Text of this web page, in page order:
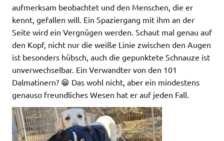
aufmerksam beobachtet und den Menschen, die er
kennt, gefallen will. Ein Spaziergang mit ihm an der
Seite wird ein Vergnügen werden. Schaut mal genau auf
den Kopf, nicht nur die weiße Linie zwischen den Augen
ist besonders hübsch, auch die gepunktete Schnauze ist
unverwechselbar. Ein Verwandter von den 101
Dalmatinern? 😁 Das wohl nicht, aber ein mindestens
genauso freundliches Wesen hat er auf jeden Fall.